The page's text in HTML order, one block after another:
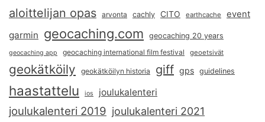
aloittelijan opas arvonta cachly CITO earthcache event
garmin geocaching.com geocaching 20 years
geocaching app geocaching international film festival geoetsivät
geokätköily geokätköilyn historia giff gps guidelines
haastattelu ios joulukalenteri
joulukalenteri 2019 joulukalenteri 2021